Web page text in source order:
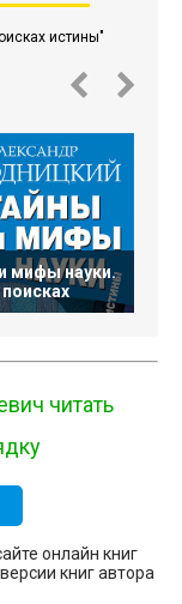
истины"
мифы науки.
читать
онлайн книг
книг автора